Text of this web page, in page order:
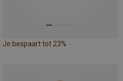
Je bespaart tot 23%